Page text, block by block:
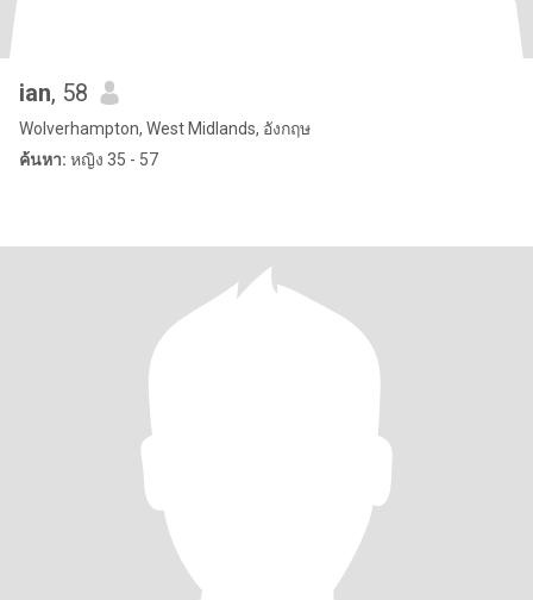
ian, 58
Wolverhampton, West Midlands, อังกฤษ
ค้นหา: หญิง 35 - 57